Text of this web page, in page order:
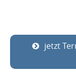
jetzt